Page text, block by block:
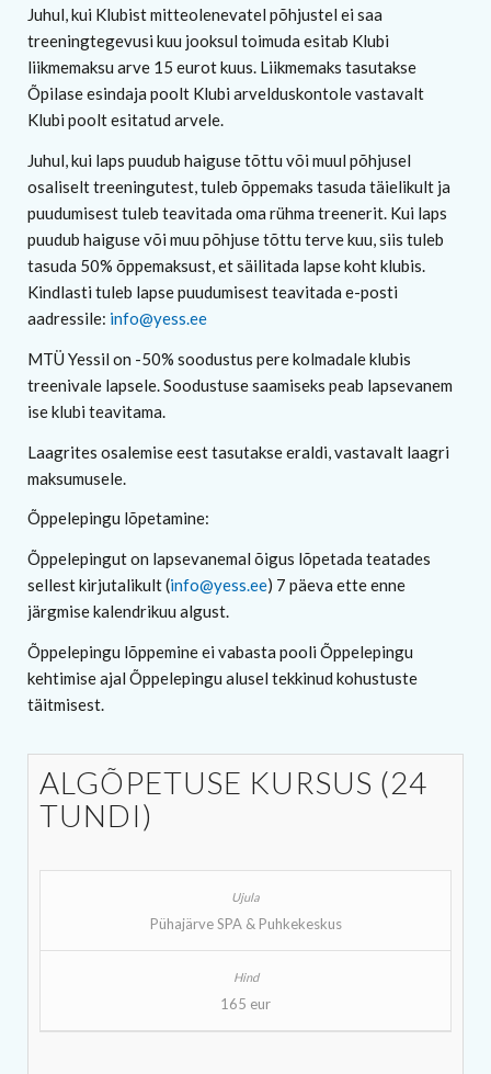
Juhul, kui Klubist mitteolenevatel põhjustel ei saa
treeningtegevusi kuu jooksul toimuda esitab Klubi
liikmemaksu arve 15 eurot kuus. Liikmemaks tasutakse
Õpilase esindaja poolt Klubi arvelduskontole vastavalt
Klubi poolt esitatud arvele.
Juhul, kui laps puudub haiguse tõttu või muul põhjusel
osaliselt treeningutest, tuleb õppemaks tasuda täielikult ja
puudumisest tuleb teavitada oma rühma treenerit. Kui laps
puudub haiguse või muu põhjuse tõttu terve kuu, siis tuleb
tasuda 50% õppemaksust, et säilitada lapse koht klubis.
Kindlasti tuleb lapse puudumisest teavitada e-posti
aadressile: info@yess.ee
MTÜ Yessil on -50% soodustus pere kolmadale klubis
treenivale lapsele. Soodustuse saamiseks peab lapsevanem
ise klubi teavitama.
Laagrites osalemise eest tasutakse eraldi, vastavalt laagri
maksumusele.
Õppelepingu lõpetamine:
Õppelepingut on lapsevanemal õigus lõpetada teatades
sellest kirjutalikult (info@yess.ee) 7 päeva ette enne
järgmise kalendrikuu algust.
Õppelepingu lõppemine ei vabasta pooli Õppelepingu
kehtimise ajal Õppelepingu alusel tekkinud kohustuste
täitmisest.
ALGÕPETUSE KURSUS (24
TUNDI)
Pühajärve SPA & Puhkekeskus
165 eur